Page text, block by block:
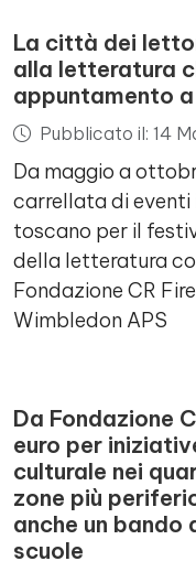
La città dei
alla letteratura
appuntamento
Pubblicato il: 14
Da maggio a
carrellata di
toscano per il
della letteratura
Fondazione CR
Wimbledon APS
Da Fondazione
euro per
culturale nei
zone più
anche un
scuole